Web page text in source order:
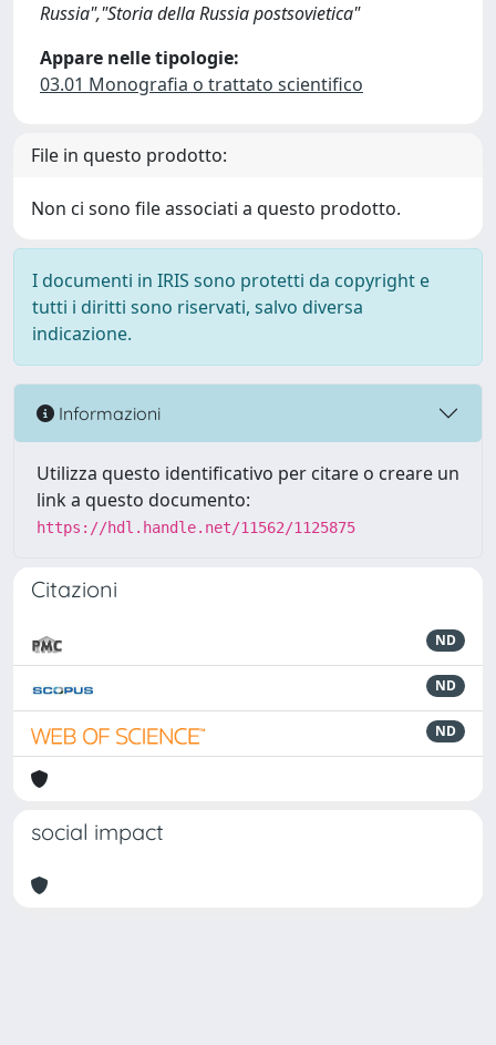
Russia","Storia della Russia postsovietica"
Appare nelle tipologie:
03.01 Monografia o trattato scientifico
File in questo prodotto:
Non ci sono file associati a questo prodotto.
I documenti in IRIS sono protetti da copyright e
tutti i diritti sono riservati, salvo diversa
indicazione.
Informazioni
Utilizza questo identificativo per citare o creare un
link a questo documento:
https://hdl.handle.net/11562/1125875
Citazioni
ND
ND
ND
social impact